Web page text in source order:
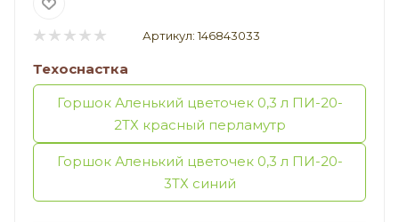
Артикул: 146843033
Техоснастка
Горшок Аленький цветочек 0,3 л ПИ-20-
2ТХ красный перламутр
Горшок Аленький цветочек 0,3 л ПИ-20-
3ТХ синий